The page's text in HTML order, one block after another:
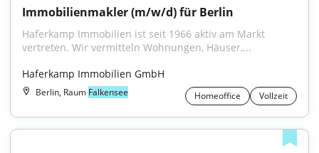
Immobilienmakler (m/w/d) für Berlin
Haferkamp Immobilien ist seit 1966 aktiv am Markt
vertreten. Wir vermitteln Wohnungen, Häuser,...
Haferkamp Immobilien GmbH
Berlin, Raum Falkensee Homeoffice Vollzeit